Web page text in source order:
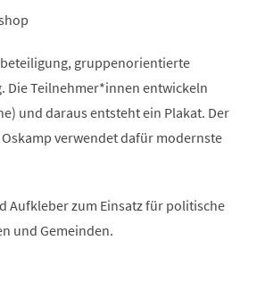
gruppenorientierte
Die Teilnehmer*innen entwickeln
und daraus entsteht ein Plakat. Der
verwendet dafür modernste
Aufkleber zum Einsatz für politische
und Gemeinden.